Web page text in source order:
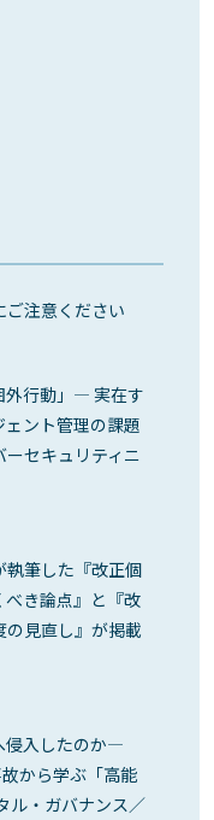
ご注意ください
外行動」― 実在す
ント管理の課題
セキュリティニ
執筆した『改正個
き論点』と『改
見直し』が掲載
侵入したのか―
から学ぶ「高能
ル・ガバナンス／